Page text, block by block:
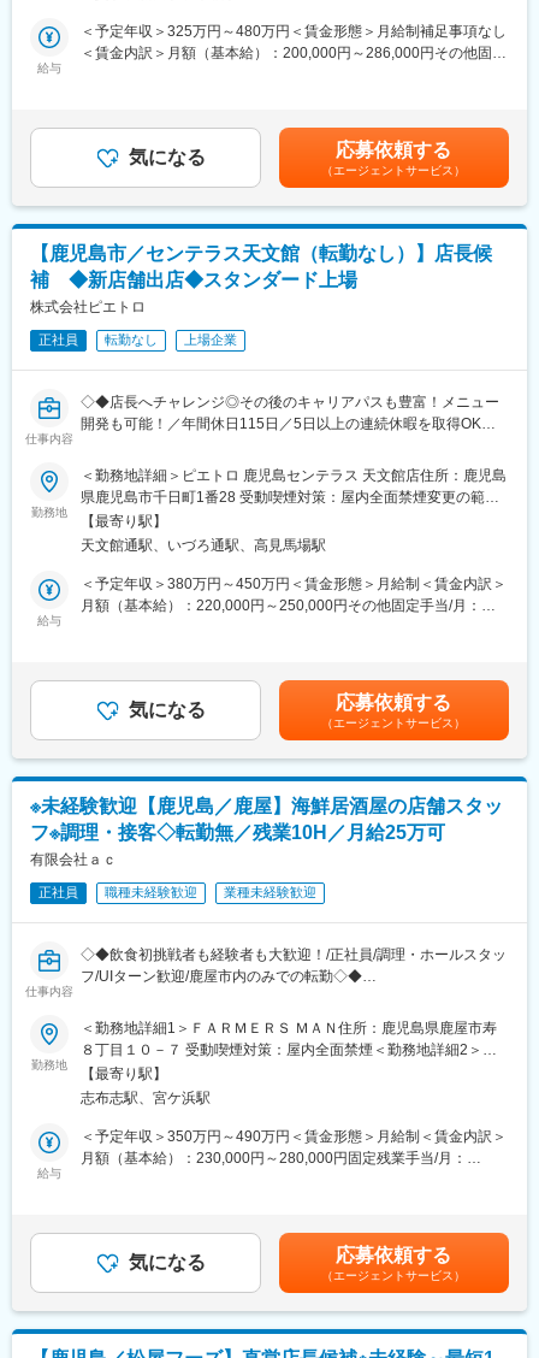
【未経験者歓迎！完全マニュアルあり】
他飲食店様よりも店内のオペレーションはシンプル化しており、
決して難しくないので、マニュアルをもとに研修をして安心して
度など、スタッフが気持ちよく長く勤務できるよう会社独自の制
度を取り入れています。
■業務内容：
◇出張カーリペアについて
バンパー、ドア、フェンダー等の「ぶつけた、こすった」などに
よって生じた外板パネルの傷、凹み、ゆがみをお客様先まで伺い
需要拡大が見込まれています。
■業務詳細：
取引先（中古車販売店・レンタカーショップなど）やお客様先へ
出張し、その場で自動車の傷・凹み・ゆがみ（小破）をリペアを
行います。
◇バンパー・ドア・フェンダー等の傷・凹みの補修
◇施工現場（レンタカー店・販売店等）への出張対応
◇見積作成・作業確認・片付け・報告等の付随業務
一般的な板金塗装工場の多くは有機溶剤塗料を使用しますが、当
社で使用する塗料は、ニオイの少ない「水性補修塗料」ですの
で、人体への負担も少なく安心して作業に取り組めます。
9時…出社・朝礼（スケジュール確認）
9時30分…現地へ出発
13時30分…午後の作業継続・仕上げ
15時30分…施工完了・納車確認
17時50分…帰社・日報作成
18時…業務終了
※依頼される車によって作業時間や一日の施工台数は異なります
※複数台施工の依頼でなかった場合は、途中で移動があります
■研修体制：
入社後、約1か月の研修制度を整えています。専門技術を習得する
変更の範囲：会社の定める業務
給与
＜予定年収＞325万円～480万円＜賃金形態＞月給制補足事項なし
＜賃金内訳＞月額（基本給）：200,000円～286,000円その他固定
月）与含む■その他固定手当：住宅手当（21,000円）＜モデル年
収＞・入社5年目男性：年収400万円（各種手当含む）賃金はあく
までも目安の金額であり、選考を通じて上下する可能性がありま
す。月給(月額)は固定手当を含めた表記です。
気になる 応募依頼する
（エージェントサービス）
【鹿児島市／センテラス天文館（転勤なし）】店長候
補 ◆新店舗出店◆スタンダード上場
株式会社ピエトロ
正社員 転勤なし 上場企業
仕事内容
◇◆店長へチャレンジ◎その後のキャリアパスも豊富！メニュー
開発も可能！／年間休日115日／5日以上の連続休暇を取得OK◎
■募集背景：
新店舗オープンに伴い、店舗運営を担う店長候補を増員募集いた
します。
最初は他エリアの店長が店長代理としてサポートに入りますの
で、安心して業務を開始できます。
地場で活躍したい強い気持ちを持った方をお待ちしています◎
りから運営業務までお任せします。新店舗をお任せしますので一
からお店作りに携われます。
◇人材採用・アルバイト教育
◇マーケティング戦略の立案・実施
◇仕入れ・商品開発 など
※ピーク時には調理や接客のサポートをしますが、難しい調理スキ
ルは不要！
■組織構成：
ピエトロ 鹿児島センテラス店：30名程度が在籍しています。
■キャリアパス：
イザーなどを目指すことができます◎
年2～4回面談を通して評価を実施、あなたの頑張りをしっかりと
評価します！
◇年休は業界でも高水準の115日。今後は年休120日を目指してい
ます。
■当社について：
1980年に第1号店としてオープンした「洋麺屋ピエトロ」は現在
は業態のバリエーションも増え、直営店舗は北海道、新潟、東
勤務地
＜勤務地詳細＞ピエトロ 鹿児島センテラス 天文館店住所：鹿児島
県鹿児島市千日町1番28 受動喫煙対策：屋内全面禁煙変更の範
囲：無
【最寄り駅】
天文館通駅、いづろ通駅、高見馬場駅
給与
＜予定年収＞380万円～450万円＜賃金形態＞月給制＜賃金内訳＞
月額（基本給）：220,000円～250,000円その他固定手当/月：
として支給。超過分は追加支給■昇給：年1回（4月）■賞与：年2
回（7月・12月）＜モデル年収＞年収532万円 入社8年目 エリアマ
ネージャー職（月給44.3万円+賞与）賃金はあくまでも目安の金額
であり、選考を通じて上下する可能性があります。月給(月額)は固
定手当を含めた表記です。
気になる 応募依頼する
（エージェントサービス）
※未経験歓迎【鹿児島／鹿屋】海鮮居酒屋の店舗スタッ
フ※調理・接客◇転勤無／残業10H／月給25万可
有限会社ａｃ
正社員 職種未経験歓迎 業種未経験歓迎
仕事内容
◇◆飲食初挑戦者も経験者も大歓迎！/正社員/調理・ホールスタッ
フ/UIターン歓迎/鹿屋市内のみでの転勤◇◆
■職務内容 【変更の範囲：会社の定める業務】
鹿児島県鹿屋市内にある3店舗のいずれかにて正社員として調理/
ホールをお任せ致します。将来的には店舗管理もお任せ予定で
す。
【調理】
・仕込み、調理
※調理は基本手作りになりますので、出来合いのものはありません
※入社後しばらくは調理メイン（8割程）のお仕事になるかと思い
ます。
※出来合いの料理はありませんが、未経験や料理経験がない先輩社
■入社後
勤務地
＜勤務地詳細1＞ＦＡＲＭＥＲＳ ＭＡＮ住所：鹿児島県鹿屋市寿
８丁目１０－７ 受動喫煙対策：屋内全面禁煙＜勤務地詳細2＞は
るんち住所：鹿児島県鹿屋市本町３番２号松屋ビル1Ｆ 受動喫煙
対策：屋内全面禁煙＜勤務地詳細3＞魚菜丸住所：鹿児島県鹿屋市
める事業所
【最寄り駅】
志布志駅、宮ケ浜駅
給与
＜予定年収＞350万円～490万円＜賃金形態＞月給制＜賃金内訳＞
月額（基本給）：230,000円～280,000円固定残業手当/月：
よって決定いたします。■昇給：有■賞与：年2回※計2.00ヶ月分
（前年度実績）賃金はあくまでも目安の金額であり、選考を通じ
て上下する可能性があります。月給(月額)は固定手当を含めた表記
です。
気になる 応募依頼する
（エージェントサービス）